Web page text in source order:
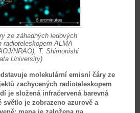
ze záhadných ledových
radioteleskopem ALMA
NRAO), T. Shimonishi
University)
molekulární emisní čáry ze
zachycených radioteleskopem
je složená infračervená barevná
světlo je zobrazeno azurově a